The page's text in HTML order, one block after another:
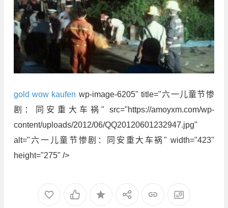
gold wow kaufen wp-image-6205" title="六一儿童节惨
剧：同安重大车祸" src="https://amoyxm.com/wp-
content/uploads/2012/06/QQ20120601232947.jpg"
alt="六一儿童节惨剧：同安重大车祸" width="423"
height="275" />